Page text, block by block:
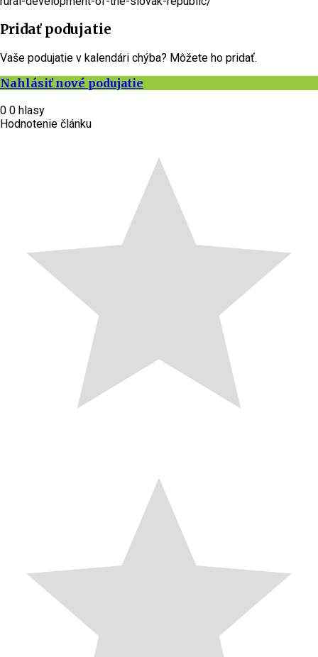
Pridať podujatie
Vaše podujatie v kalendári chýba? Môžete ho pridať.
Nahlásiť nové podujatie
0 0 hlasy
Hodnotenie článku